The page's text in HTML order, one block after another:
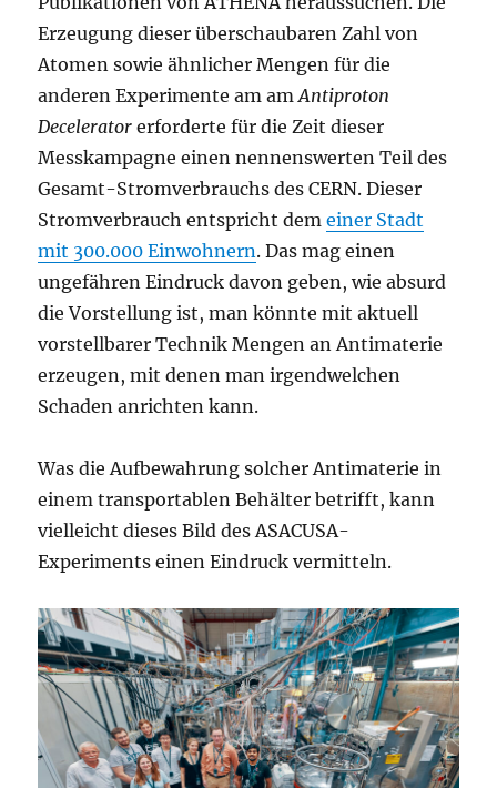
Erzeugung dieser überschaubaren Zahl von
Atomen sowie ähnlicher Mengen für die
anderen Experimente am amAntiproton
Decelerator erforderte für die Zeit dieser
Messkampagne einen nennenswerten Teil des
Gesamt-Stromverbrauchs des CERN. Dieser
Stromverbrauch entspricht demeiner Stadt
mit 300.000 Einwohnern. Das mag einen
ungefähren Eindruck davon geben, wie absurd
die Vorstellung ist, man könnte mit aktuell
vorstellbarer Technik Mengen an Antimaterie
erzeugen, mit denen man irgendwelchen
Schaden anrichten kann.
Was die Aufbewahrung solcher Antimaterie in
einem transportablen Behälter betrifft, kann
vielleicht dieses Bild des ASACUSA-
Experiments einen Eindruck vermitteln.